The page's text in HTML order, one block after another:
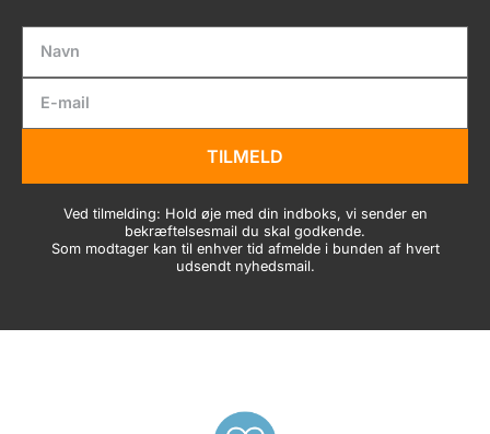
TILMELD
Ved tilmelding: Hold øje med din indboks, vi sender en
bekræftelsesmail du skal godkende.
Som modtager kan til enhver tid afmelde i bunden af hvert
udsendt nyhedsmail.